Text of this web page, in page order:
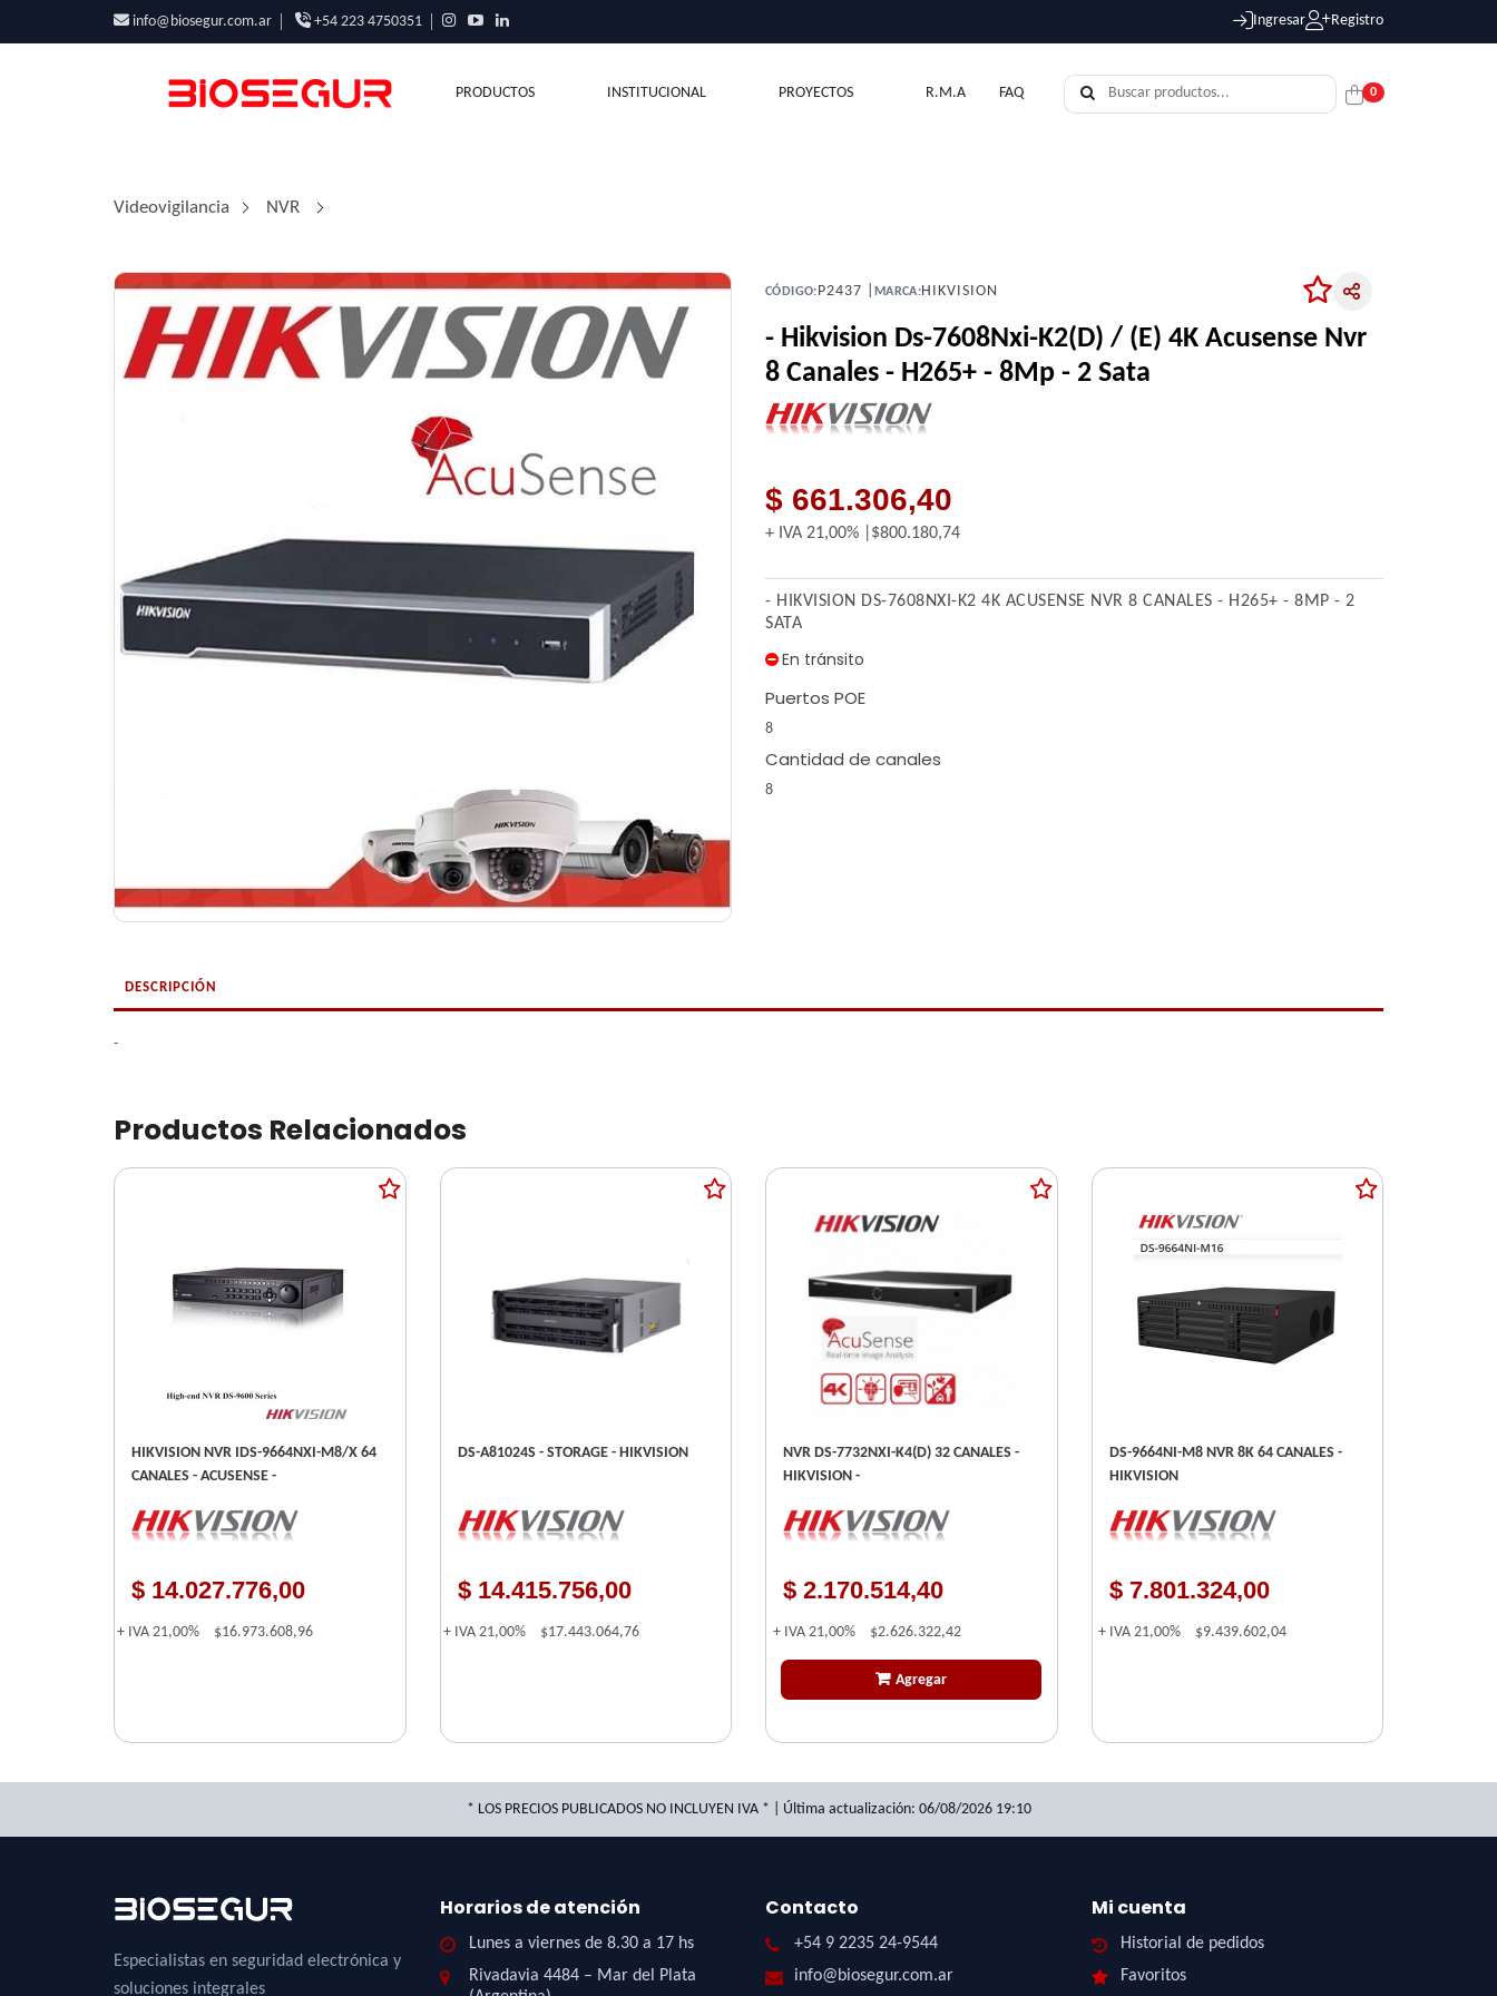
info@biosegur.com.ar +54 223 4750351 Ingresar Registro
0
PRODUCTOS INSTITUCIONAL PROYECTOS R.M.A FAQ
Videovigilancia NVR
CÓDIGO: P2437 | MARCA:HIKVISION
- Hikvision Ds-7608Nxi-K2(D) / (E) 4K Acusense Nvr
8 Canales - H265+ - 8Mp - 2 Sata
$ 661.306,40
+ IVA 21,00% $800.180,74
- HIKVISION DS-7608NXI-K2 4K ACUSENSE NVR 8 CANALES - H265+ - 8MP - 2
SATA
En tránsito
Puertos POE
8
Cantidad de canales
8
DESCRIPCIÓN
-
Productos Relacionados
HIKVISION NVR IDS-9664NXI-M8/X 64
CANALES - ACUSENSE -
$ 14.027.776,00
+ IVA21,00% $16.973.608,96
DS-A81024S - STORAGE - HIKVISION
$ 14.415.756,00
+ IVA 21,00% $17.443.064,76
NVR DS-7732NXI-K4(D) 32 CANALES -
HIKVISION -
$ 2.170.514,40
+ IVA 21,00% $2.626.322,42
Agregar
DS-9664NI-M8 NVR 8K 64 CANALES -
HIKVISION
$ 7.801.324,00
+ IVA21,00% $9.439.602,04
* LOS PRECIOS PUBLICADOS NO INCLUYEN IVA * | Última actualización: 06/08/2026 19:10
Especialistas en seguridad electrónica y
soluciones integrales
Horarios de atención
Lunes a viernes de 8.30 a 17 hs
Rivadavia 4484 – Mar del Plata
Contacto
+54 9 2235 24-9544
info@biosegur.com.ar
Mi cuenta
Historial de pedidos
Favoritos